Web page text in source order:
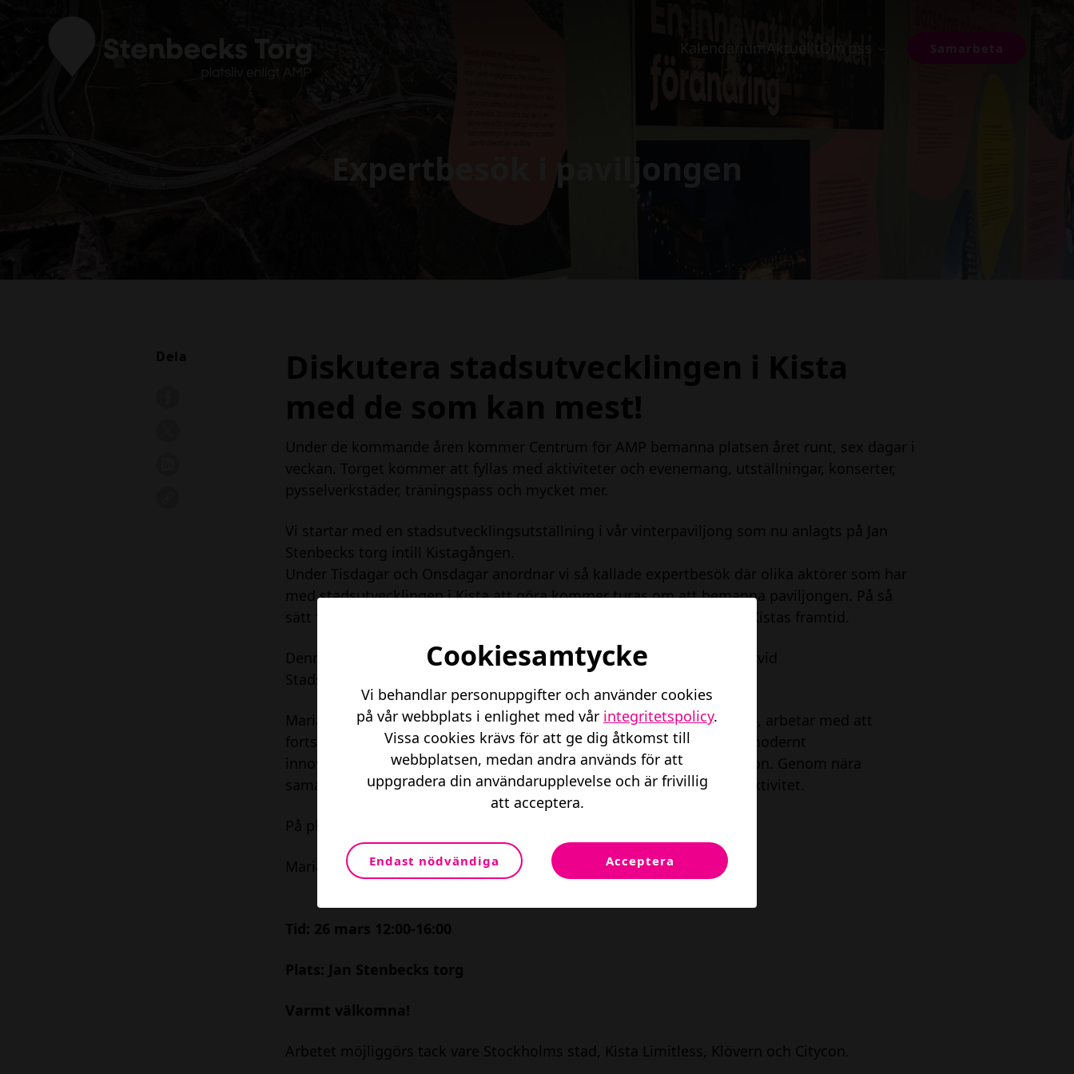
Kalendarium Aktuellt Om oss Samarbeta
Expertbesök i paviljongen
Dela
Diskutera stadsutvecklingen i Kista
med de som kan mest!
Under de kommande åren kommer Centrum för AMP bemanna platsen året runt, sex dagar i
veckan. Torget kommer att fyllas med aktiviteter och evenemang, utställningar, konserter,
pysselverkstäder, träningspass och mycket mer.
Vi startar med en stadsutvecklingsutställning i vår vinterpaviljong som nu anlagts på Jan
Stenbecks torg intill Kistagången.
Under Tisdagar och Onsdagar anordnar vi så kallade expertbesök där olika aktörer som har
med stadsutvecklingen i Kista att göra kommer turas om att bemanna paviljongen. På så
sätt finns de tillgängliga för funderingar, samtal och idéutbyte kring Kistas framtid.
Denna Onsdag besöks utställningen av Stadsutvecklingsavdelningen vid
Stadsledningskontoret.
Maria Gräns, projektchef på stadsledningskontoret i Stockholms stad, arbetar med att
fortsätta utvecklingen av Kista Science City till en blandstad och ett modernt
innovationsdistrikt med goda förutsättningar för teknik och innovation. Genom nära
samarbete mellan staden och aktörer är målet att stärka Kistas attraktivitet.
På plats möter ni:
Maria Gräns – Projektchef
Tid: 26 mars 12:00-16:00
Plats: Jan Stenbecks torg
Varmt välkomna!
Arbetet möjliggörs tack vare Stockholms stad, Kista Limitless, Klövern och Citycon.
Cookiesamtycke
Vi behandlar personuppgifter och använder cookies
på vår webbplats i enlighet med vår integritetspolicy.
Vissa cookies krävs för att ge dig åtkomst till
webbplatsen, medan andra används för att
uppgradera din användarupplevelse och är frivillig
att acceptera.
Endast nödvändiga Acceptera